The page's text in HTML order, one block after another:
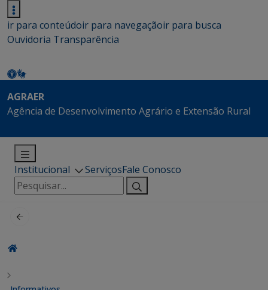
ir para conteúdoir para navegaçãoir para busca
Ouvidoria Transparência
AGRAER
Agência de Desenvolvimento Agrário e Extensão Rural
Institucional ServiçosFale Conosco
Pesquisar
por: